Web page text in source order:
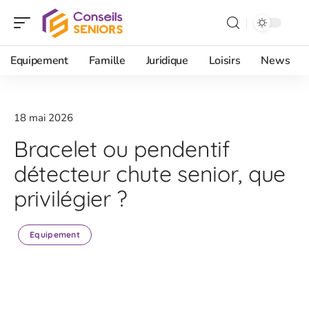
Equipement Famille Juridique Loisirs News
18 mai 2026
Bracelet ou pendentif
détecteur chute senior, que
privilégier ?
Equipement